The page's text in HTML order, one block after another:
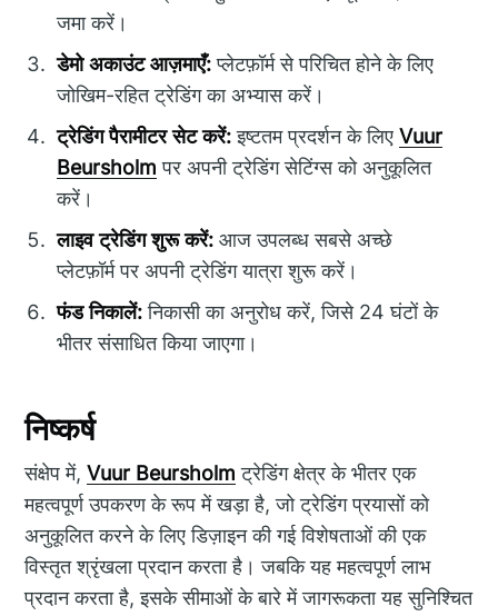
जमा करें।
डेमो अकाउंट आज़माएँ:प्लेटफ़ॉर्म से परिचित होने के लिए
जोखिम-रहित ट्रेडिंग का अभ्यास करें।
ट्रेडिंग पैरामीटर सेट करें:इष्टतम प्रदर्शन के लिएVuur
Beursholm पर अपनी ट्रेडिंग सेटिंग्स को अनुकूलित
करें।
लाइव ट्रेडिंग शुरू करें: आज उपलब्ध सबसे अच्छे
प्लेटफ़ॉर्म पर अपनी ट्रेडिंग यात्रा शुरू करें।
फंड निकालें:निकासी का अनुरोध करें, जिसे 24 घंटों के
भीतर संसाधित किया जाएगा।
निष्कर्ष
संक्षेप में,Vuur Beursholm ट्रेडिंग क्षेत्र के भीतर एक
महत्वपूर्ण उपकरण के रूप में खड़ा है, जो ट्रेडिंग प्रयासों को
अनुकूलित करने के लिए डिज़ाइन की गई विशेषताओं की एक
विस्तृत श्रृंखला प्रदान करता है। जबकि यह महत्वपूर्ण लाभ
प्रदान करता है, इसके सीमाओं के बारे में जागरूकता यह सुनिश्चित